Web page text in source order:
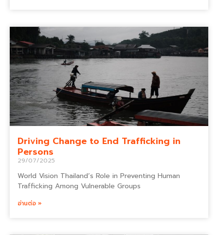
Driving Change to End Trafficking in
Persons
29/07/2025
World Vision Thailand’s Role in Preventing Human
Trafficking Among Vulnerable Groups
อ่านต่อ »